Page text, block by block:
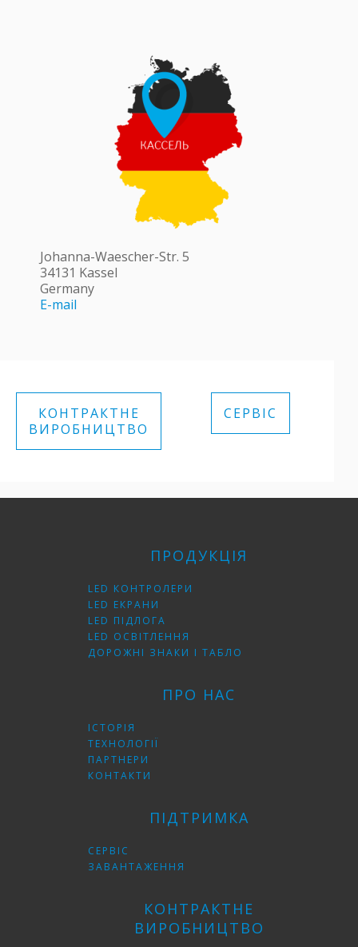
Johanna-Waescher-Str. 5
34131 Kassel
Germany
E-mail
КОНТРАКТНЕ
ВИРОБНИЦТВО
СЕРВІС
ПРОДУКЦІЯ
LED КОНТРОЛЕРИ
LED ЕКРАНИ
LED ПІДЛОГА
LED ОСВІТЛЕННЯ
ДОРОЖНІ ЗНАКИ І ТАБЛО
ПРО НАС
ІСТОРІЯ
ТЕХНОЛОГІЇ
ПАРТНЕРИ
КОНТАКТИ
ПІДТРИМКА
СЕРВІС
ЗАВАНТАЖЕННЯ
КОНТРАКТНЕ
ВИРОБНИЦТВО